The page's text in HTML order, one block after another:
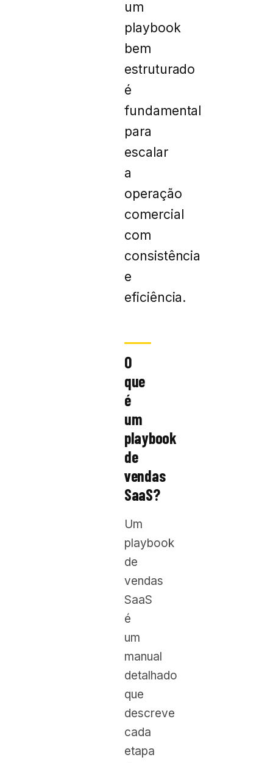
um
playbook
bem
estruturado
é
fundamental
para
escalar
a
operação
comercial
com
consistência
e
eficiência.
O
que
é
um
playbook
de
vendas
SaaS?
Um
playbook
de
vendas
SaaS
é
um
manual
detalhado
que
descreve
cada
etapa